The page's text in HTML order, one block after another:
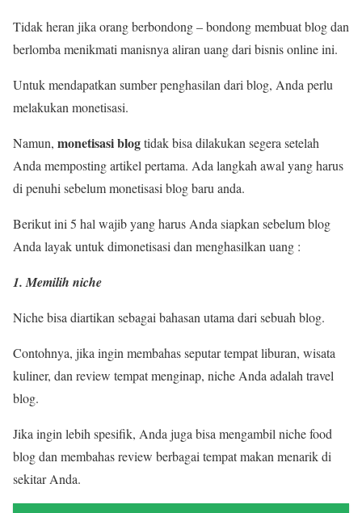
Tidak heran jika orang berbondong – bondong membuat blog dan
berlomba menikmati manisnya aliran uang dari bisnis online ini.
Untuk mendapatkan sumber penghasilan dari blog, Anda perlu
melakukan monetisasi.
Namun, monetisasi blogtidak bisa dilakukan segera setelah
Anda memposting artikel pertama. Ada langkah awal yang harus
di penuhi sebelum monetisasi blog baru anda.
Berikut ini 5 hal wajib yang harus Anda siapkan sebelum blog
Anda layak untuk dimonetisasi dan menghasilkan uang :
1. Memilih niche
Niche bisa diartikan sebagai bahasan utama dari sebuah blog.
Contohnya, jika ingin membahas seputar tempat liburan, wisata
kuliner, dan review tempat menginap, niche Anda adalah travel
blog.
Jika ingin lebih spesifik, Anda juga bisa mengambil niche food
blog dan membahas review berbagai tempat makan menarik di
sekitar Anda.